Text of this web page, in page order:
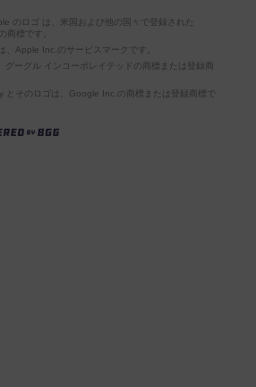
のロゴ は、米国および他の国々で登録された
商標です。
、Apple Inc.のサービスマークです。
グーグル インコーポレイテッドの商標または登録商
とそのロゴは、Google Inc.の商標または登録商標で